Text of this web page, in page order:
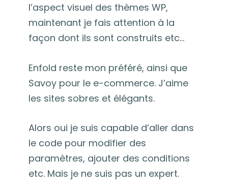
l’aspect visuel des thèmes WP,
maintenant je fais attention à la
façon dont ils sont construits etc…
Enfold reste mon préféré, ainsi que
Savoy pour le e-commerce. J’aime
les sites sobres et élégants.
Alors oui je suis capable d’aller dans
le code pour modifier des
paramètres, ajouter des conditions
etc. Mais je ne suis pas un expert.